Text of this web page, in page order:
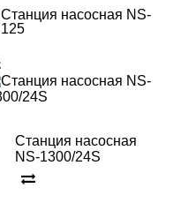
Станция насосная NS-
125
Станция насосная
NS-1300/24S